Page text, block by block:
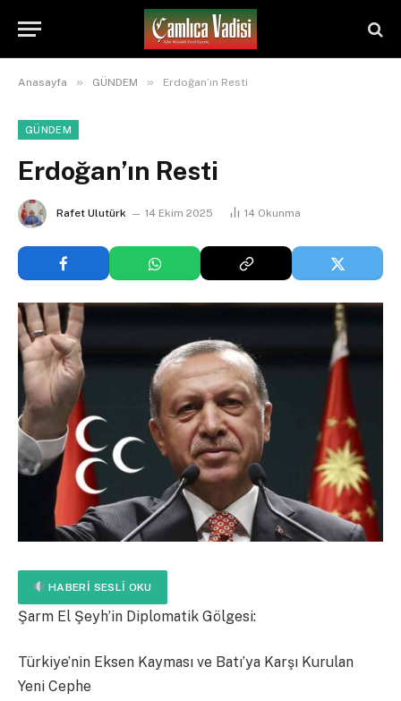
Anasayfa » GÜNDEM » Erdoğan’ın Resti
GÜNDEM
Erdoğan’ın Resti
Rafet Ulutürk 14 Ekim 2025 14 Okunma
HABERI SESLI OKU
Şarm El Şeyh’in Diplomatik Gölgesi:
Türkiye’nin Eksen Kayması ve Batı’ya Karşı Kurulan
Yeni Cephe